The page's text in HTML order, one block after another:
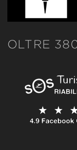
OLTRE